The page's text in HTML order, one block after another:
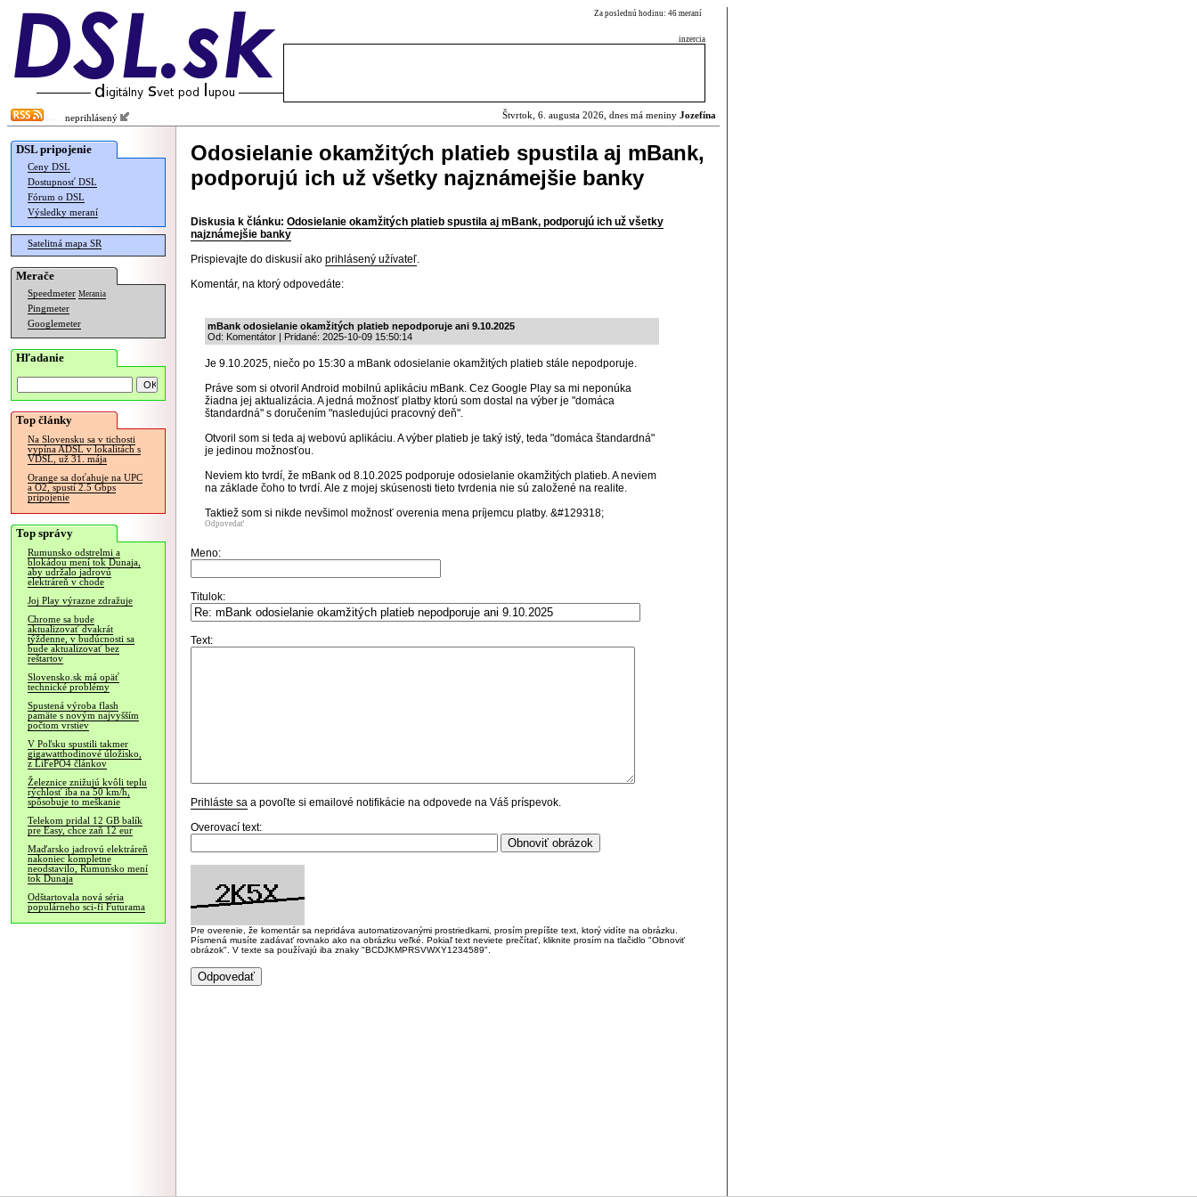
Za poslednú hodinu: 46 meraní
inzercia
neprihlásený Štvrtok, 6. augusta 2026, dnes má meniny Jozefína
DSL pripojenie
Ceny DSL
Dostupnosť DSL
Fórum o DSL
Výsledky meraní
Satelitná mapa SR
Merače
Speedmeter Merania
Pingmeter
Googlemeter
Hľadanie
Top články
Na Slovensku sa v tichosti
vypína ADSL v lokalitách s
VDSL, už 31. mája
Orange sa doťahuje na UPC
a O2, spustí 2.5 Gbps
pripojenie
Top správy
Rumunsko odstrelmi a
blokádou mení tok Dunaja,
aby udržalo jadrovú
elektráreň v chode
Joj Play výrazne zdražuje
Chrome sa bude
aktualizovať dvakrát
týždenne, v budúcnosti sa
bude aktualizovať bez
reštartov
Slovensko.sk má opäť
technické problémy
Spustená výroba flash
pamäte s novým najvyšším
počtom vrstiev
V Poľsku spustili takmer
gigawatthodinové úložisko,
z LiFePO4 článkov
Železnice znižujú kvôli teplu
rýchlosť iba na 50 km/h,
spôsobuje to meškanie
Telekom pridal 12 GB balík
pre Easy, chce zaň 12 eur
Maďarsko jadrovú elektráreň
nakoniec kompletne
neodstavilo, Rumunsko mení
tok Dunaja
Odštartovala nová séria
populárneho sci-fi Futurama
Odosielanie okamžitých platieb spustila aj mBank,
podporujú ich už všetky najznámejšie banky
Diskusia k článku: Odosielanie okamžitých platieb spustila aj mBank, podporujú ich už všetky
najznámejšie banky
Prispievajte do diskusií ako prihlásený užívateľ.
Komentár, na ktorý odpovedáte:
mBank odosielanie okamžitých platieb nepodporuje ani 9.10.2025
Od: Komentátor | Pridané: 2025-10-09 15:50:14
Je 9.10.2025, niečo po 15:30 a mBank odosielanie okamžitých platieb stále nepodporuje.
Práve som si otvoril Android mobilnú aplikáciu mBank. Cez Google Play sa mi neponúka
žiadna jej aktualizácia. A jedná možnosť platby ktorú som dostal na výber je "domáca
štandardná" s doručením "nasledujúci pracovný deň".
Otvoril som si teda aj webovú aplikáciu. A výber platieb je taký istý, teda "domáca štandardná"
je jedinou možnosťou.
Neviem kto tvrdí, že mBank od 8.10.2025 podporuje odosielanie okamžitých platieb. A neviem
na základe čoho to tvrdí. Ale z mojej skúsenosti tieto tvrdenia nie sú založené na realite.
Taktiež som si nikde nevšimol možnosť overenia mena príjemcu platby. &#129318;
Odpovedať
Meno:
Titulok:
Text:
Prihláste sa a povoľte si emailové notifikácie na odpovede na Váš príspevok.
Overovací text:
Pre overenie, že komentár sa nepridáva automatizovanými prostriedkami, prosím prepíšte text, ktorý vidíte na obrázku.
Písmená musíte zadávať rovnako ako na obrázku veľké. Pokiaľ text neviete prečítať, kliknite prosím na tlačidlo "Obnoviť
obrázok". V texte sa používajú iba znaky "BCDJKMPRSVWXY1234589".